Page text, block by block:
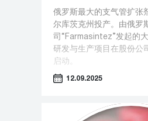
俄罗斯最大的支气管扩张
尔库茨克州投产。由俄罗
司“Farmasintez”发起的
研发与生产项目在股份公
启动。
12.09.2025